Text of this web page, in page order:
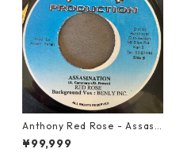
Anthony Red Rose - Assasi
nation【7-21754】
¥99,999